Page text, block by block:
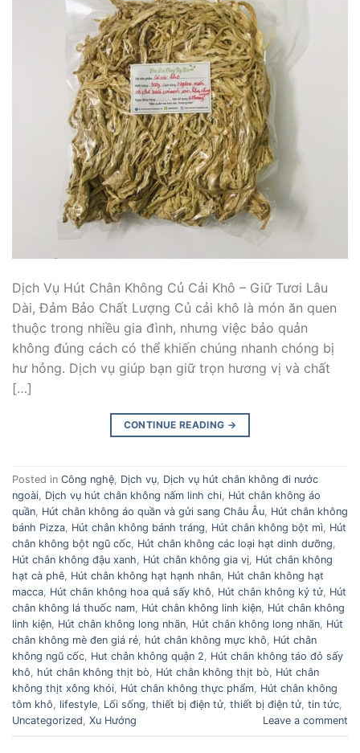
Dịch Vụ Hút Chân Không Củ Cải Khô – Giữ Tươi Lâu
Dài, Đảm Bảo Chất Lượng Củ cải khô là món ăn quen
thuộc trong nhiều gia đình, nhưng việc bảo quản
không đúng cách có thể khiến chúng nhanh chóng bị
hư hỏng. Dịch vụ giúp bạn giữ trọn hương vị và chất
[…]
CONTINUE READING →
Posted in Công nghệ, Dịch vụ, Dịch vụ hút chân không đi nước
ngoài, Dịch vụ hút chân không nấm linh chi, Hút chân không áo
quần, Hút chân không áo quần và gửi sang Châu Âu, Hút chân không
bánh Pizza, Hút chân không bánh tráng, Hút chân không bột mì, Hút
chân không bột ngũ cốc, Hút chân không các loại hạt dinh dưỡng,
Hút chân không đậu xanh, Hút chân không gia vị, Hút chân không
hạt cà phê, Hút chân không hạt hạnh nhân, Hút chân không hạt
macca, Hút chân không hoa quả sấy khô, Hút chân không kỷ tử, Hút
chân không lá thuốc nam, Hút chân không linh kiện, Hút chân không
linh kiện, Hút chân không long nhãn, Hút chân không long nhãn, Hút
chân không mè đen giá rẻ, hút chân không mực khô, Hút chân
không ngũ cốc, Hut chân không quận 2, Hút chân không táo đỏ sấy
khô, hút chân không thịt bò, Hút chân không thịt bò, Hút chân
không thịt xông khói, Hút chân không thực phẩm, Hút chân không
tôm khô, lifestyle, Lối sống, thiết bị điện tử, thiết bị điện tử, tin tức,
Uncategorized, Xu Hướng Leave a comment